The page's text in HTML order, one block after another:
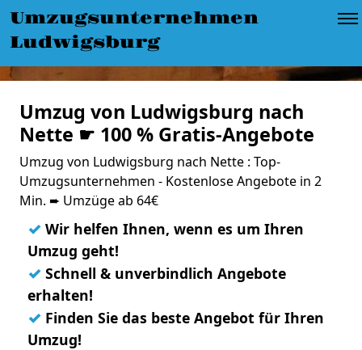
Umzugsunternehmen
Ludwigsburg
Umzug von Ludwigsburg nach
Nette ☛ 100 % Gratis-Angebote
Umzug von Ludwigsburg nach Nette : Top-
Umzugsunternehmen - Kostenlose Angebote in 2
Min. ➨ Umzüge ab 64€
✓ Wir helfen Ihnen, wenn es um Ihren
Umzug geht!
✓ Schnell & unverbindlich Angebote
erhalten!
✓ Finden Sie das beste Angebot für Ihren
Umzug!